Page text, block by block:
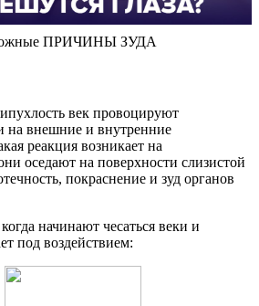
ПРИЧИНЫ ЗУДА
век провоцируют
на внешние и внутренние
реакция возникает на
оседают на поверхности слизистой
покраснение и зуд органов
начинают чесаться веки и
под воздействием: